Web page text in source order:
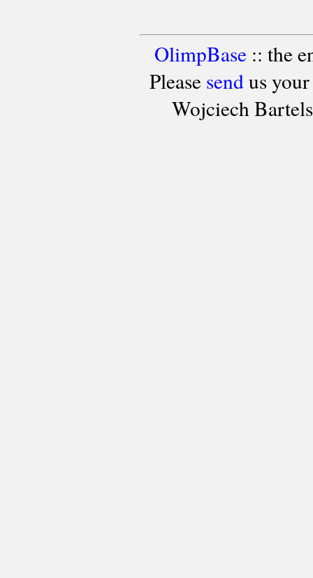
OlimpBase:: the
Please sendus your
Wojciech